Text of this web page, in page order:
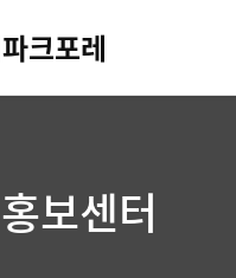
크포레
홍보센터